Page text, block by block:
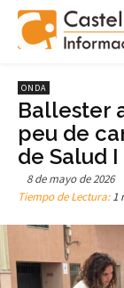
ONDA
Ballester
peu de
de Salud I
8 de mayo de 2026
Tiempo de Lectura:1